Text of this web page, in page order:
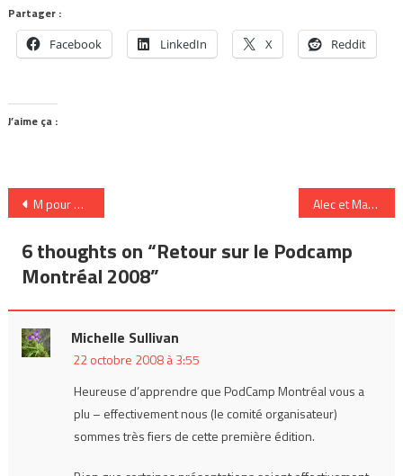
Partager :
Facebook LinkedIn X Reddit
J’aime ça :
Navigation
de
l’article
M pour Musique – Première Alec et MacZde Carpate
6 thoughts on “Retour sur le Podcamp
Montréal 2008”
Michelle Sullivan
22 octobre 2008 à 3:55
Heureuse d’apprendre que PodCamp Montréal vous a
plu – effectivement nous (le comité organisateur)
sommes très fiers de cette première édition.